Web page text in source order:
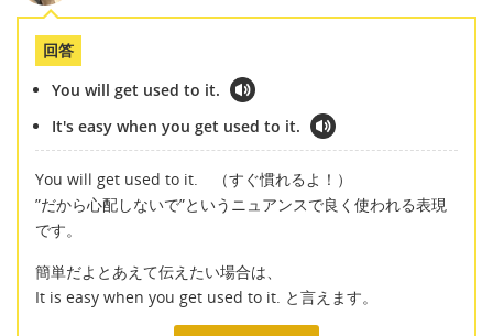
回答
You will get used to it.
It's easy when you get used to it.
You will get used to it. （すぐ慣れるよ！）
”だから心配しないで”というニュアンスで良く使われる表現
です。
簡単だよとあえて伝えたい場合は、
It is easy when you get used to it. と言えます。